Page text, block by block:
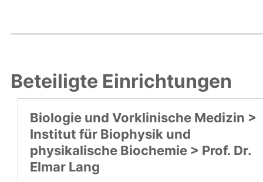
Beteiligte Einrichtungen
Biologie und Vorklinische Medizin >
Institut für Biophysik und
physikalische Biochemie > Prof. Dr.
Elmar Lang